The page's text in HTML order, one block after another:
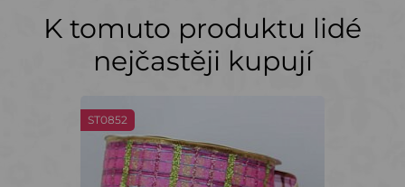
K tomuto produktu lidé
nejčastěji kupují
ST0852